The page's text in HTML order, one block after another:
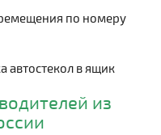
по номеру
автостекол в ящик
из